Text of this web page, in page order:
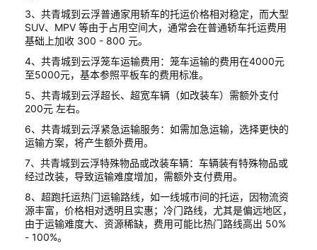
3、共青城到云浮普通家用轿车的托运价格相对稳定，而大型
SUV、MPV 等由于占用空间大，通常会在普通轿车托运费用
基础上加收 300 - 800 元。
4、共青城到云浮笼车运输费用：笼车运输的费用在4000元
至5000元，基本参照平板车的费用标准。
5、共青城到云浮超长、超宽车辆（如改装车）需额外支付
200元 左右。
6、共青城到云浮紧急运输服务：如需加急运输，选择更快的
运输方案，将产生额外费用。
7、共青城到云浮特殊物品或改装车辆：车辆装有特殊物品或
经过改装，导致运输难度增加，需额外支付费用。
8、超跑托运热门运输路线，如一线城市间的托运，因物流资
源丰富，价格相对透明且实惠；冷门路线，尤其是偏远地区，
由于运输难度大、资源稀缺，费用可能比热门路线高出 50%
- 100%。